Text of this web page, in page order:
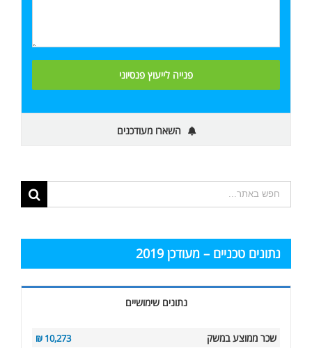
השארו מעודכנים
תוצאות
החיפוש
נתונים טכניים – מעודכן 2019
נתונים שימושיים
שכר ממוצע במשק 10,273 ₪